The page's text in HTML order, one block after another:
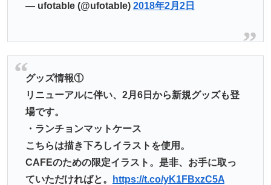
— ufotable (@ufotable) 2018年2月2日
グッズ情報①
リニューアルに伴い、2月6日から新規グッズも登
場です。
・ランチョンマットケース
こちらは描き下ろしイラストを使用。
CAFEのための限定イラスト。是非、お手に取っ
ていただければと。
https://t.co/yK1FBxzC5A